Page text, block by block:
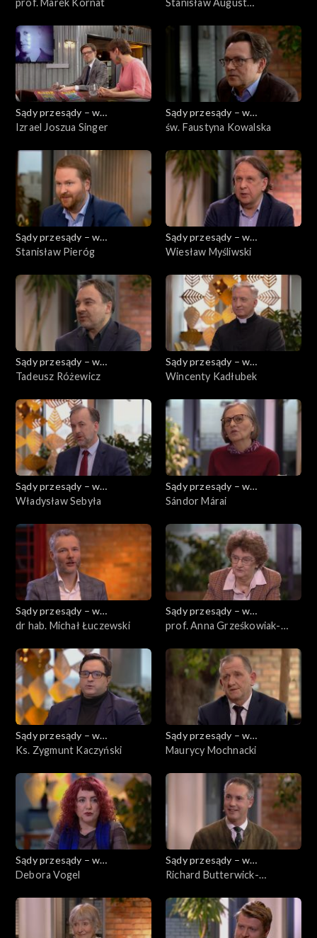
Sądy przesądy – w
powiększeniu
Izrael Joszua Singer
Sądy przesądy – w
powiększeniu
św. Faustyna Kowalska
Sądy przesądy – w
powiększeniu
Stanisław Pieróg
Sądy przesądy – w
powiększeniu
Wiesław Myśliwski
Sądy przesądy – w
powiększeniu
Tadeusz Różewicz
Sądy przesądy – w
powiększeniu
Wincenty Kadłubek
Sądy przesądy – w
powiększeniu
Władysław Sebyła
Sądy przesądy – w
powiększeniu
Sándor Márai
Sądy przesądy – w
powiększeniu
dr hab. Michał Łuczewski
Sądy przesądy – w
powiększeniu
prof. Anna Grześkowiak-
Sądy przesądy – w
powiększeniu
Ks. Zygmunt Kaczyński
Sądy przesądy – w
powiększeniu
Maurycy Mochnacki
Sądy przesądy – w
powiększeniu
Debora Vogel
Sądy przesądy – w
powiększeniu
Richard Butterwick-